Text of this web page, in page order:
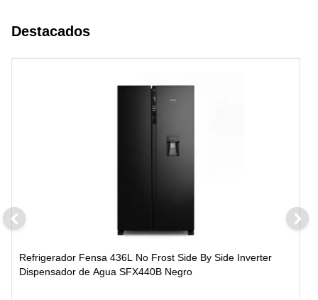
Destacados
Refrigerador Fensa 436L No Frost Side By Side Inverter
Dispensador de Agua SFX440B Negro